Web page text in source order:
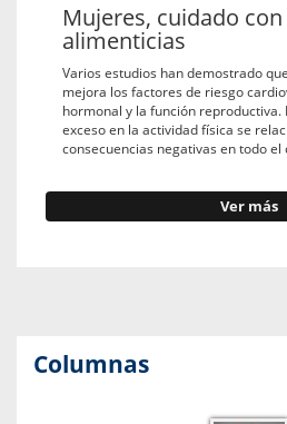
Mujeres, cuidado
alimenticias
Varios estudios han demostrado
mejora los factores de riesgo
hormonal y la función reproductiva.
exceso en la actividad física se
consecuencias negativas en todo el
Ver más
Columnas